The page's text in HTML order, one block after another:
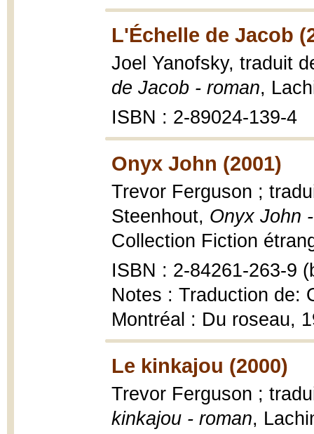
L'Échelle de Jacob
Joel Yanofsky, traduit
de Jacob - roman,
ISBN : 2-89024-139-4
Onyx John (2001)
Trevor Ferguson ;
Steenhout, Onyx John
Collection Fiction
ISBN : 2-84261-263-9
Notes : Traduction de:
Montréal : Du roseau,
Le kinkajou (2000)
Trevor Ferguson ;
kinkajou - roman,